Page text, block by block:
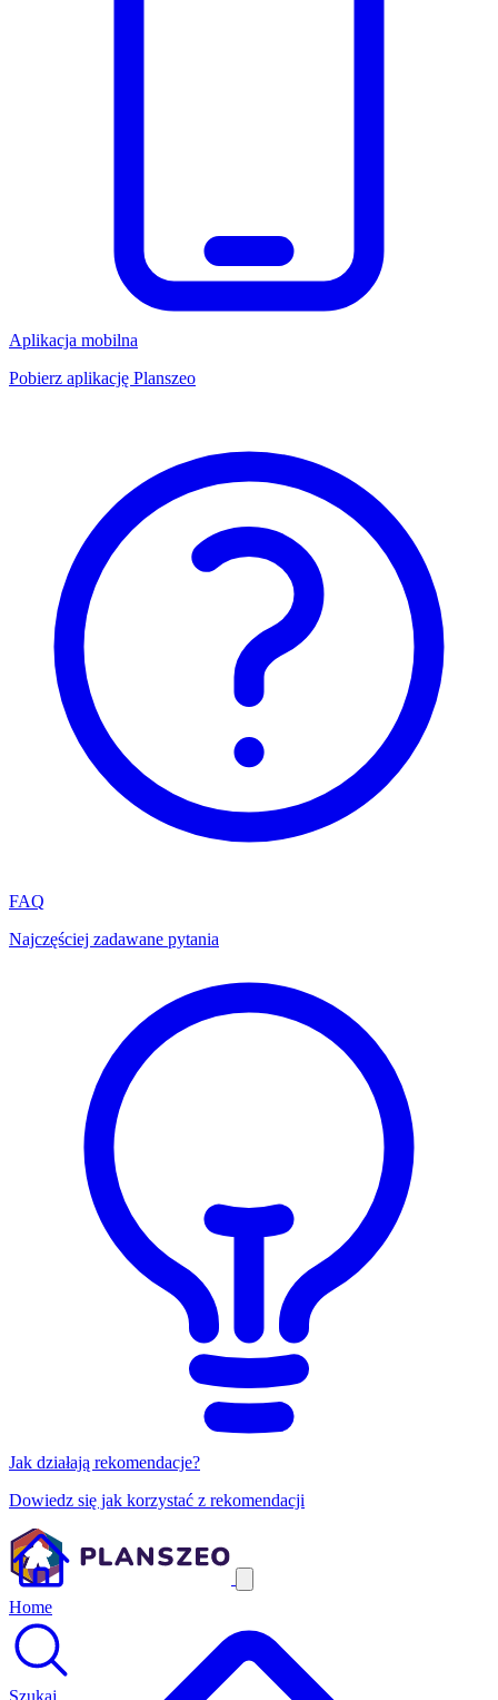
Aplikacja mobilna
Pobierz aplikację Planszeo
FAQ
Najczęściej zadawane pytania
Jak działają rekomendacje?
Dowiedz się jak korzystać z rekomendacji
Home
Szukaj